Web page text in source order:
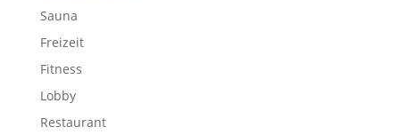
Sauna
Freizeit
Fitness
Lobby
Restaurant